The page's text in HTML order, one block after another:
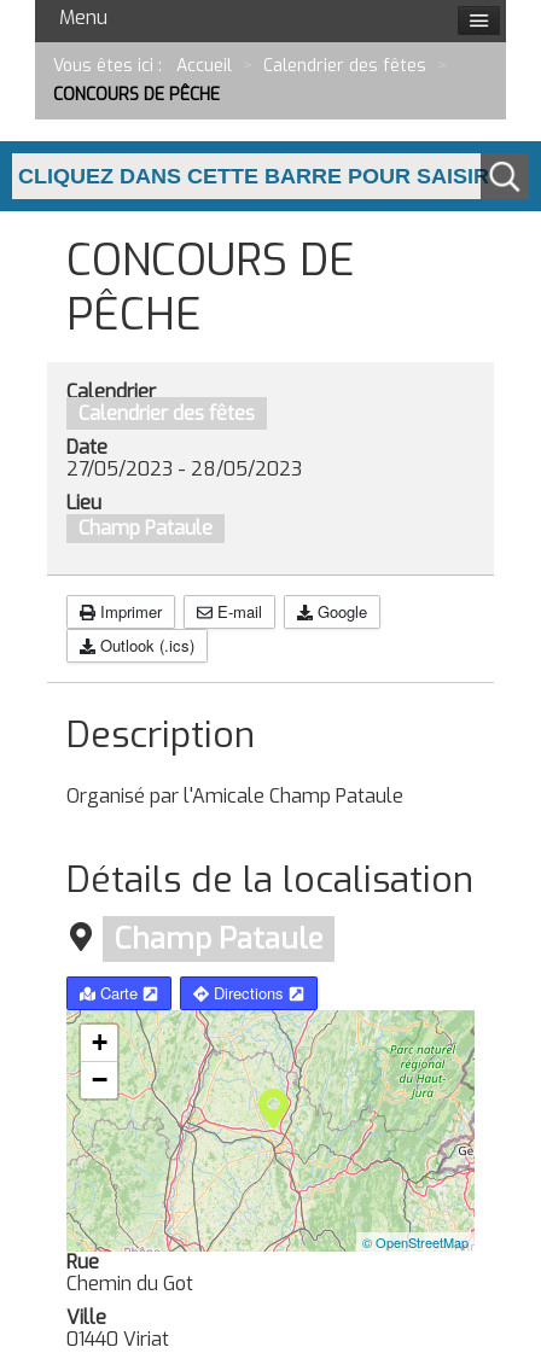
Menu
Vous êtes ici : Accueil Calendrier des fêtes
CONCOURS DE PÊCHE
CONCOURS DE
PÊCHE
Calendrier
Calendrier des fêtes
Date
27/05/2023 - 28/05/2023
Lieu
Champ Pataule
Imprimer E-mail
Google
Outlook (.ics)
Description
Organisé par l'Amicale Champ Pataule
Détails de la localisation
Champ Pataule
Carte Directions
+
−
© OpenStreetMap
Rue
Chemin du Got
Ville
01440 Viriat